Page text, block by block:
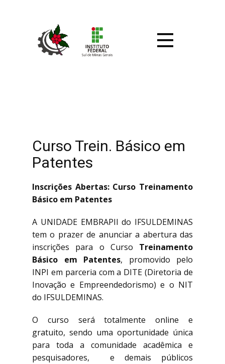
Curso Trein. Básico em
Patentes
Inscrições Abertas: Curso Treinamento
Básico em Patentes
A UNIDADE EMBRAPII do IFSULDEMINAS
tem o prazer de anunciar a abertura das
inscrições para o Curso Treinamento
Básico em Patentes, promovido pelo
INPI em parceria com a DITE (Diretoria de
Inovação e Empreendedorismo) e o NIT
do IFSULDEMINAS.
O curso será totalmente online e
gratuito, sendo uma oportunidade única
para toda a comunidade acadêmica e
pesquisadores, e demais públicos